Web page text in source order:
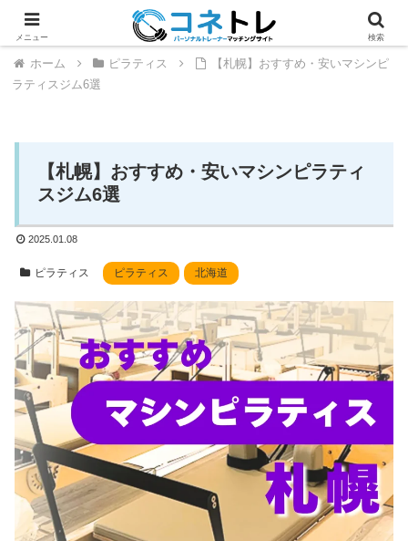
ホーム ピラティス
【札幌】おすすめ・安いマシンピ
ラティスジム6選
【札幌】おすすめ・安いマシンピラティ
スジム6選
2025.01.08
ピラティス ピラティス 北海道
メニュー 検索